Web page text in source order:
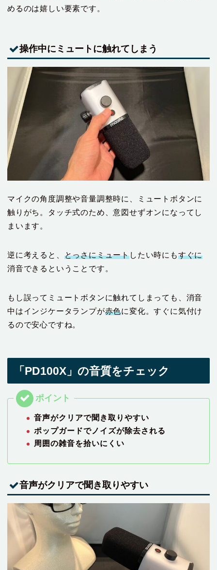
めるのは嬉しい要素です。
操作中にミュートに触れてしまう
マイクの角度調整や音量調整時に、ミュートボタンに
触りがち。タッチ式のため、意図せずオンになってし
まいます。
逆に考えると、 とっさにミュートしたい時にもすぐに
消音できるということです。
もし誤ってミュートボタンに触れてしまっても、消音
中はインジケータランプが赤色に変化。すぐに気付け
るので安心ですね。
「PD100X」の音質をチェック
音声がクリアで聞き取りやすい
ポップガードでノイズが除去される
周囲の雑音を拾いにくい
音声がクリアで聞き取りやすい